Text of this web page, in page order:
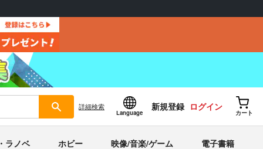
詳細検索
Language
新規登録 ログイン
カート
ラノベ ホビー 映像/音楽/ゲーム 電子書籍